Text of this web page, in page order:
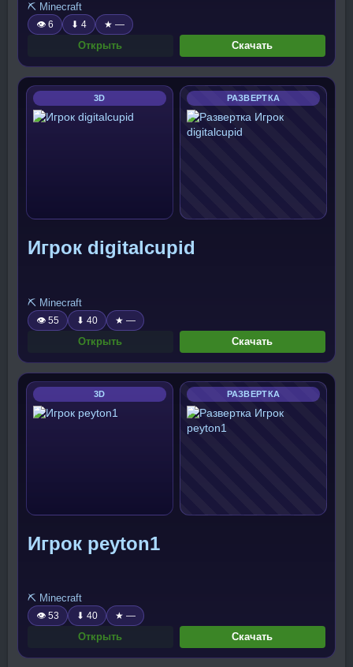
⛏️ Minecraft
👁 6 ⬇ 4 ★ —
Открыть Скачать
3D РАЗВЕРТКА
Игрок digitalcupid
⛏️ Minecraft
👁 55 ⬇ 40 ★ —
Открыть Скачать
3D РАЗВЕРТКА
Игрок peyton1
⛏️ Minecraft
👁 53 ⬇ 40 ★ —
Открыть Скачать